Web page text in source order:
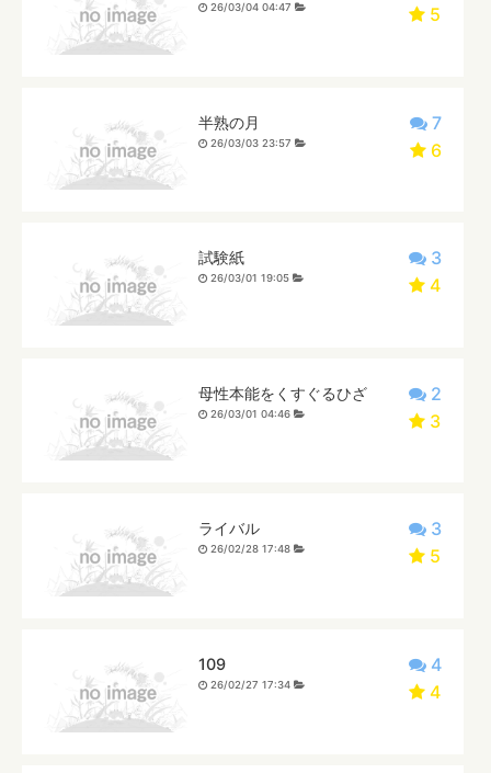
5
26/03/04 04:47
7
6
半熟の月
26/03/03 23:57
3
4
試験紙
26/03/01 19:05
2
3
母性本能をくすぐるひざ
26/03/01 04:46
3
5
ライバル
26/02/28 17:48
4
4
109
26/02/27 17:34